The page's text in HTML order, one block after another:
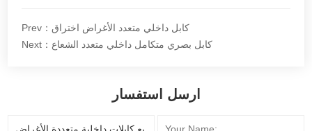
Prev：كابل داخلي متعدد الأغراض اختراق
Next：كابل بصري متكامل داخلي متعدد الشعاع
ارسل استفسار